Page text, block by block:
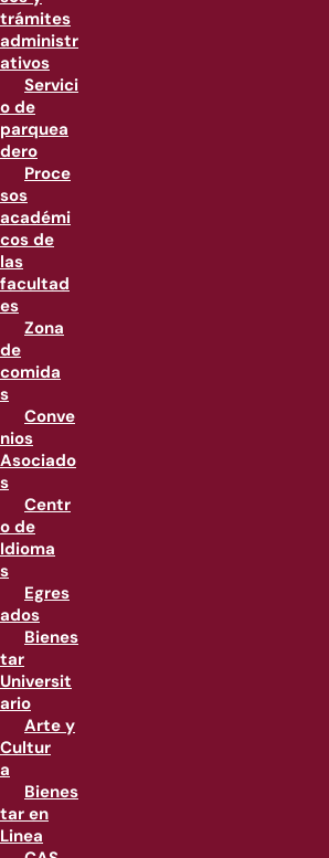
trámites
administr
ativos
Servici
o de
parquea
dero
Proce
sos
académi
cos de
las
facultad
es
Zona
de
comida
s
Conve
nios
Asociado
s
Centr
o de
Idioma
s
Egres
ados
Bienes
tar
Universit
ario
Arte y
Cultur
a
Bienes
tar en
Linea